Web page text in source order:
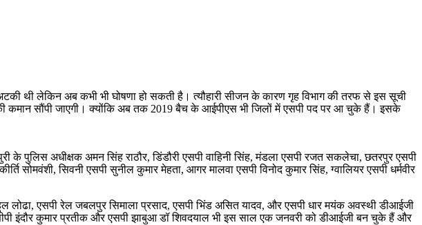
थी लेकिन अब कभी भी घोषणा हो सकती है। त्यौहारी सीजन के कारण गृह विभाग की तरफ से इस सूची
कमान सौंपी जाएगी। क्योंकि अब तक 2019 बैच के आईपीएस भी जिलों में एसपी पद पर आ चुके हैं। इसके
के पुलिस अधीक्षक अमन सिंह राठौर, डिंडौरी एसपी वाहिनी सिंह, मंडला एसपी रजत सकलेचा, छतरपुर एसपी
सोमवंशी, सिवनी एसपी सुनील कुमार मेहता, आगर मालवा एसपी विनोद कुमार सिंह, ग्वालियर एसपी धर्मवीर
एसपी रेल जबलपुर सिमाला प्रसाद, एसपी भिंड असित यादव, और एसपी धार मयंक अवस्थी डीआईजी
इंदौर कुमार प्रतीक और एसपी झाबुआ डॉ शिवदयाल भी इस साल एक जनवरी को डीआईजी बन चुके हैं और